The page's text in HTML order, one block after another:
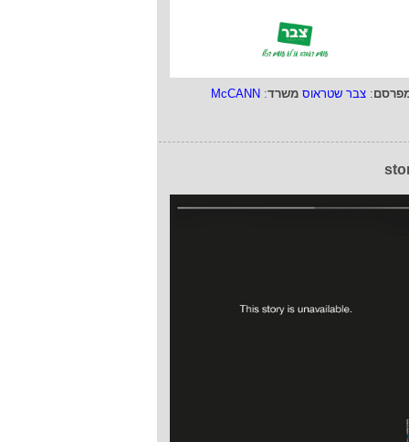
: צבר שטראוס משרד:
McCANN